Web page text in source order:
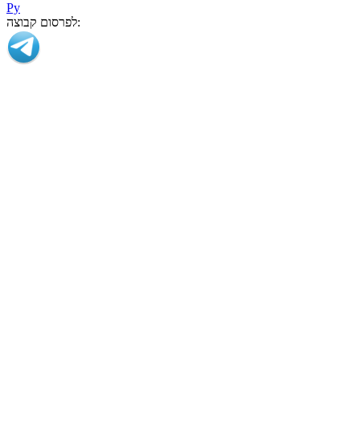
Ру
לפרסום קבוצה: